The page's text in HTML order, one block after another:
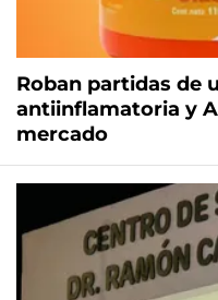
Roban partidas de
antiinflamatoria y
mercado